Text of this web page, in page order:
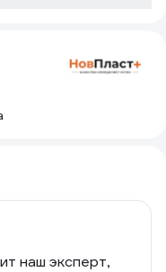
наш эксперт,